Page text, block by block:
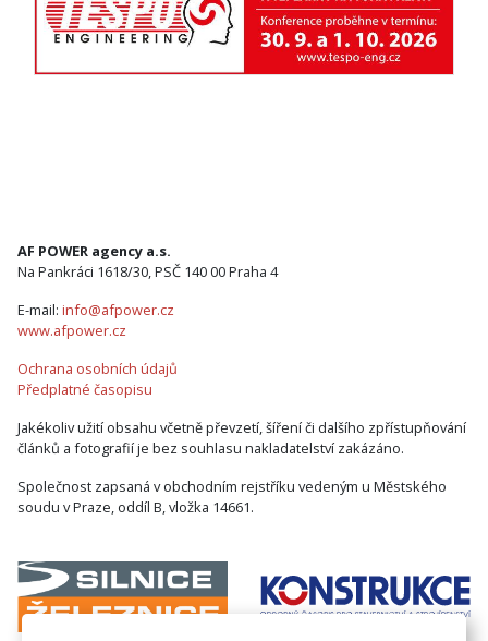
AF POWER agency a.s.
Na Pankráci 1618/30, PSČ 140 00 Praha 4
E-mail: info@afpower.cz
www.afpower.cz
Ochrana osobních údajů
Předplatné časopisu
Jakékoliv užití obsahu včetně převzetí, šíření či dalšího zpřístupňování
článků a fotografií je bez souhlasu nakladatelství zakázáno.
Společnost zapsaná v obchodním rejstříku vedeným u Městského
soudu v Praze, oddíl B, vložka 14661.